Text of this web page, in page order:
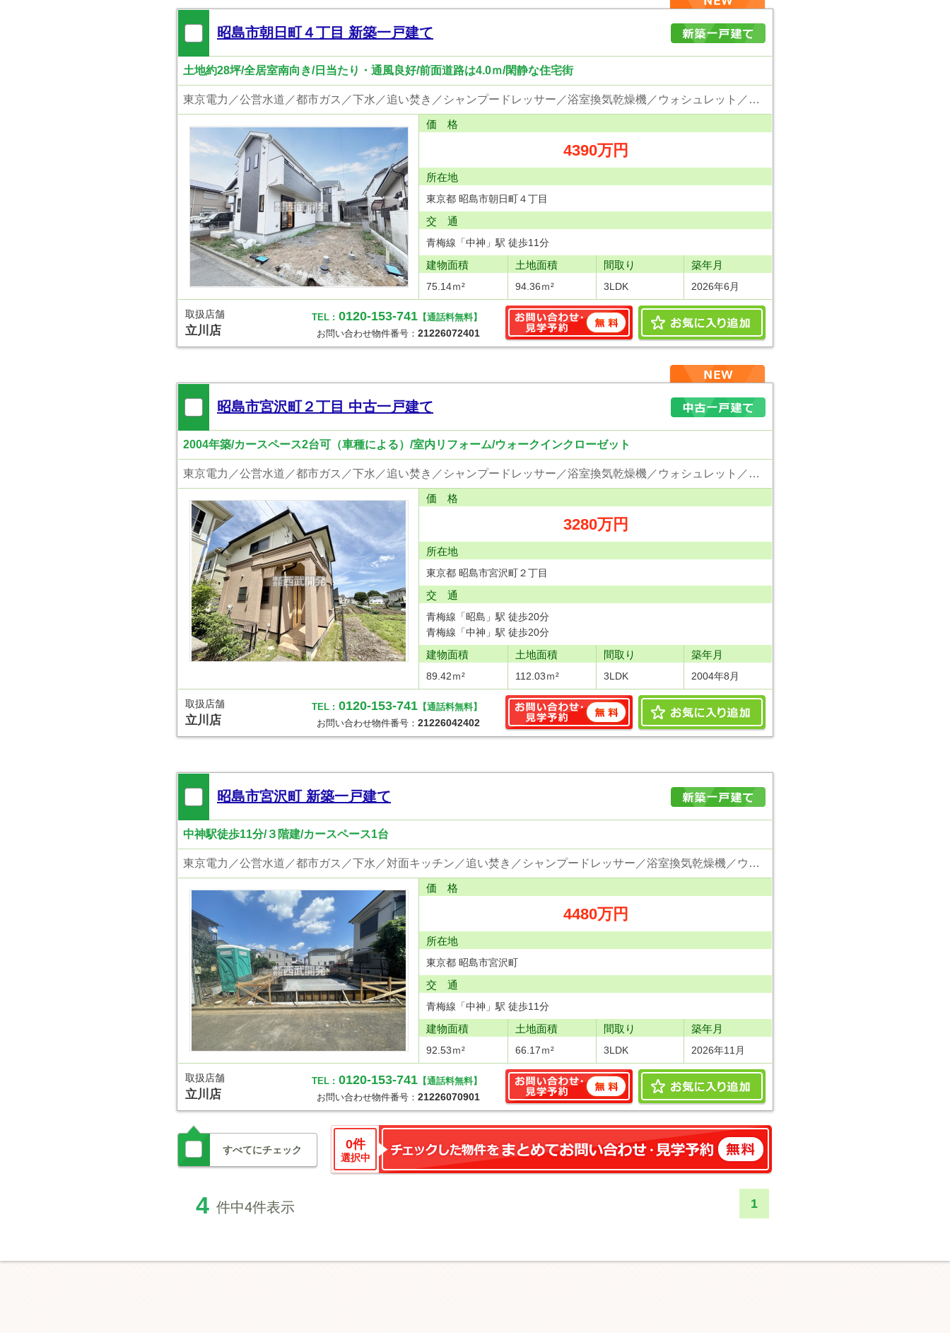
昭島市朝日町４丁目 新築一戸建て
土地約28坪/全居室南向き/日当たり・通風良好/前面道路は4.0ｍ/閑静な住宅街
東京電力／公営水道／都市ガス／下水／追い焚き／シャンプードレッサー／浴室換気乾燥機／ウォシュレット／システムキッチン／食器洗浄乾燥器／浄水器／床下収納／フローリング／クローゼット／住宅性能評価付き／耐震構造／建設住宅性能評価付／フラット35適合証明書
価 格
4390万円
所在地
東京都 昭島市朝日町４丁目
交 通
青梅線「中神」駅 徒歩11分
建物面積
75.14ｍ²
土地面積
94.36ｍ²
間取り
3LDK
築年月
2026年6月
取扱店舗
立川店
TEL : 0120-153-741 【通話料無料】
お問い合わせ物件番号：21226072401
昭島市宮沢町２丁目 中古一戸建て
2004年築/カースペース2台可（車種による）/室内リフォーム/ウォークインクローゼット
東京電力／公営水道／都市ガス／下水／追い焚き／シャンプードレッサー／浴室換気乾燥機／ウォシュレット／システムキッチン／床下収納／ウォークインクローゼット／出窓／フローリング／クローゼット／屋根裏収納
価 格
3280万円
所在地
東京都 昭島市宮沢町２丁目
交 通
青梅線「昭島」駅 徒歩20分
青梅線「中神」駅 徒歩20分
建物面積
89.42ｍ²
土地面積
112.03ｍ²
間取り
3LDK
築年月
2004年8月
取扱店舗
立川店
TEL : 0120-153-741 【通話料無料】
お問い合わせ物件番号：21226042402
昭島市宮沢町 新築一戸建て
中神駅徒歩11分/３階建/カースペース1台
東京電力／公営水道／都市ガス／下水／対面キッチン／追い焚き／シャンプードレッサー／浴室換気乾燥機／ウォシュレット／システムキッチン／食器洗浄乾燥器／浄水器／床下収納／フローリング／クローゼット／フラット35適合証明書
価 格
4480万円
所在地
東京都 昭島市宮沢町
交 通
青梅線「中神」駅 徒歩11分
建物面積
92.53ｍ²
土地面積
66.17ｍ²
間取り
3LDK
築年月
2026年11月
取扱店舗
立川店
TEL : 0120-153-741 【通話料無料】
お問い合わせ物件番号：21226070901
すべてにチェック 0件
選択中
4 件中4件表示 1